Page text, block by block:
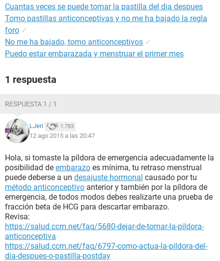
Cuantas veces se puede tomar la pastilla del dia despues
Tomo pastillas anticonceptivas y no me ha bajado la regla
foro ✓
No me ha bajado, tomo anticonceptivos ✓
Puedo estar embarazada y menstruar el primer mes
1 respuesta
RESPUESTA 1 / 1
LJeri 1.783
12 ago 2015 a las 20:47
Hola, si tomaste la píldora de emergencia adecuadamente la
posibilidad de embarazo es mínima, tu retraso menstrual
puede deberse a un desajuste hormonal causado por tu
método anticonceptivo anterior y también por la píldora de
emergencia, de todos modos debes realizarte una prueba de
fracción beta de HCG para descartar embarazo.
Revisa:
https://salud.ccm.net/faq/5680-dejar-de-tomar-la-pildora-
anticonceptiva
https://salud.ccm.net/faq/6797-como-actua-la-pildora-del-
dia-despues-o-pastilla-postday